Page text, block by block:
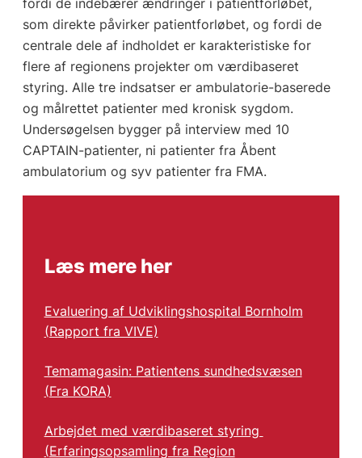
fordi de indebærer ændringer i patientforløbet,
som direkte påvirker patientforløbet, og fordi de
centrale dele af indholdet er karakteristiske for
flere af regionens projekter om værdibaseret
styring. Alle tre indsatser er ambulatorie-baserede
og målrettet patienter med kronisk sygdom.
Undersøgelsen bygger på interview med 10
CAPTAIN-patienter, ni patienter fra Åbent
ambulatorium og syv patienter fra FMA.
Læs mere her
Evaluering af Udviklingshospital Bornholm
(Rapport fra VIVE)
Temamagasin: Patientens sundhedsvæsen
(Fra KORA)
Arbejdet med værdibaseret styring
(Erfaringsopsamling fra Region